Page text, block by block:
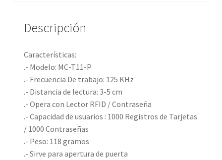
Descripción
Características:
.- Modelo: MC-T11-P
.- Frecuencia De trabajo: 125 KHz
.- Distancia de lectura: 3-5 cm
.- Opera con Lector RFID / Contraseña
.- Capacidad de usuarios : 1000 Registros de Tarjetas
/ 1000 Contraseñas
.- Peso: 118 gramos
.- Sirve para apertura de puerta